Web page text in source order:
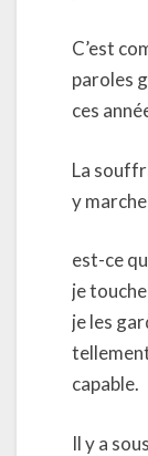
C’est
paroles
ces
La
y
est-ce
je
je les
capable.
Il y a